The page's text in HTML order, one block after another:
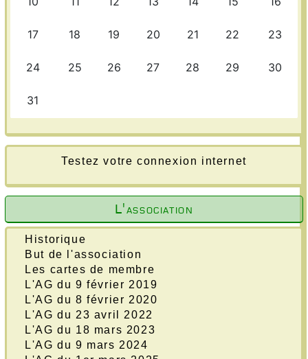
Testez votre connexion internet
L'association
Historique
But de l'association
Les cartes de membre
L'AG du 9 février 2019
L'AG du 8 février 2020
L'AG du 23 avril 2022
L'AG du 18 mars 2023
L'AG du 9 mars 2024